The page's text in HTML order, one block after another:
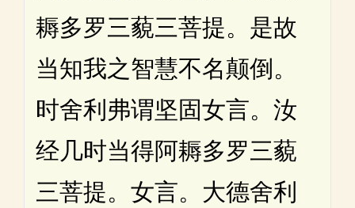
耨多罗三藐三菩提。是故
当知我之智慧不名颠倒。
时舍利弗谓坚固女言。汝
经几时当得阿耨多罗三藐
三菩提。女言。大德舍利